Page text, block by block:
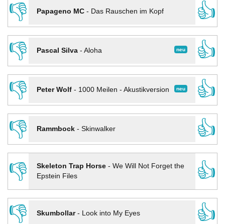
👎
Papageno MC- Das Rauschen im Kopf
👍
👎
neu
Pascal Silva- Aloha
👍
👎
neu
Peter Wolf- 1000 Meilen - Akustikversion
👍
👎
Rammbock- Skinwalker
👍
👎
Skeleton Trap Horse- We Will Not Forget the
Epstein Files
👍
👎
Skumbollar- Look into My Eyes
👍